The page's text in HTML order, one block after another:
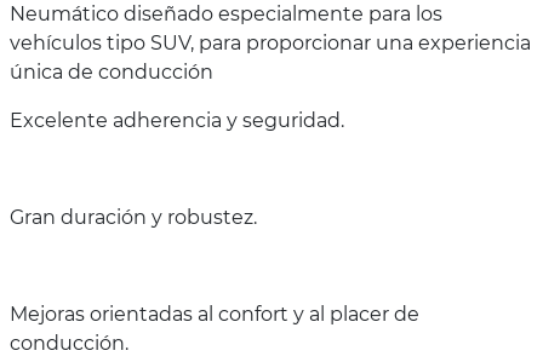
Neumático diseñado especialmente para los
vehículos tipo SUV, para proporcionar una experiencia
única de conducción
Excelente adherencia y seguridad.
Gran duración y robustez.
Mejoras orientadas al confort y al placer de
conducción.